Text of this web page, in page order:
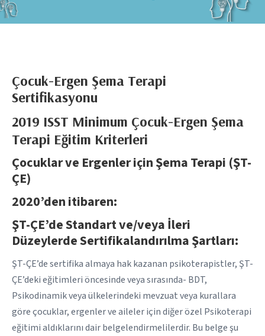
Çocuk-Ergen Şema Terapi
Sertifikasyonu
2019 ISST Minimum Çocuk-Ergen Şema
Terapi Eğitim Kriterleri
Çocuklar ve Ergenler için Şema Terapi (ŞT-
ÇE)
2020’den itibaren:
ŞT-ÇE’de Standart ve/veya İleri
Düzeylerde Sertifikalandırılma Şartları:
ŞT-ÇE’de sertifika almaya hak kazanan psikoterapistler, ŞT-
ÇE’deki eğitimleri öncesinde veya sırasında- BDT,
Psikodinamik veya ülkelerindeki mevzuat veya kurallara
göre çocuklar, ergenler ve aileler için diğer özel Psikoterapi
eğitimi aldıklarını dair belgelendirmelilerdir. Bu belge şu